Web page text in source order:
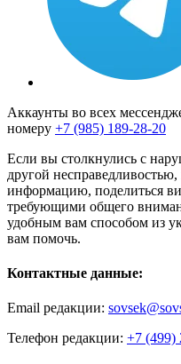
Аккаунты во всех
номеру +7 (985) 189-28-20
Если вы столкнулись с
другой
информацию, поделиться
требующими общего
удобным вам способом из
вам помочь.
Контактные данные:
Email редакции:
Телефон редакции: +7 (499)